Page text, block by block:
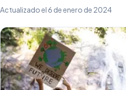
Actualizado el 6 de enero de 2024